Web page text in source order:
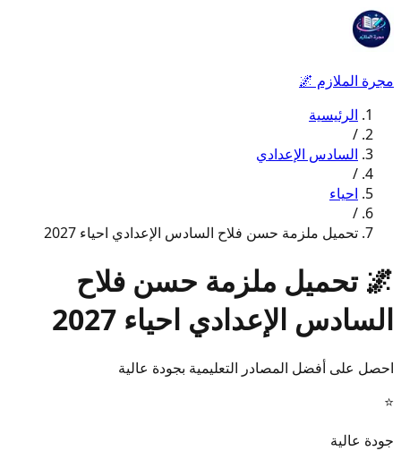
مجرة الملازم 🌌
الرئيسية
/
السادس الإعدادي
/
احياء
/
تحميل ملزمة حسن فلاح السادس الإعدادي احياء 2027
🌌 تحميل ملزمة حسن فلاح
السادس الإعدادي احياء 2027
احصل على أفضل المصادر التعليمية بجودة عالية
⭐
جودة عالية